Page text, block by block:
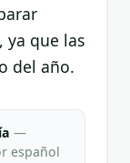
ya que las
del año.
—
español